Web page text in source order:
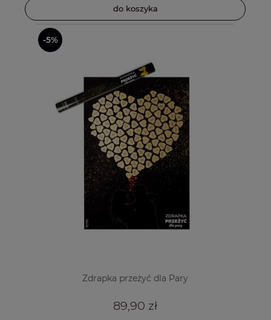
do koszyka
Zdrapka przeżyć dla Pary
89,90 zł